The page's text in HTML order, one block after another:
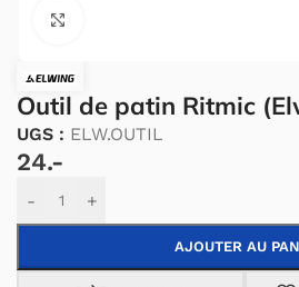
Outil de patin Ritmic
UGS : ELW.OUTIL
24.-
- +
AJOUTER AU
Alternative: